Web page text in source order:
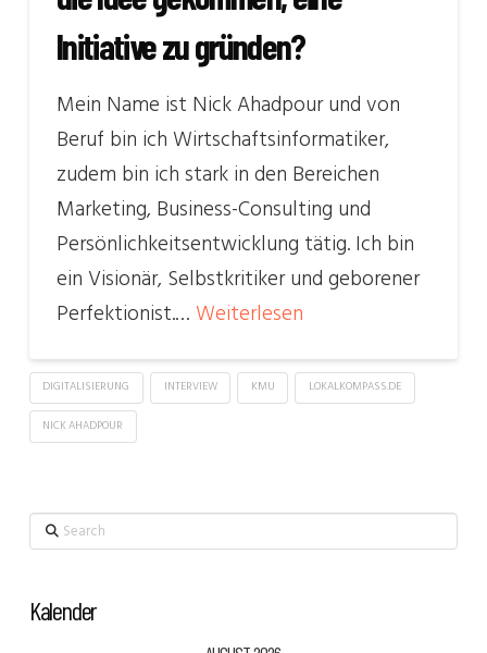
Initiative zu gründen?
Mein Name ist Nick Ahadpour und von
Beruf bin ich Wirtschaftsinformatiker,
zudem bin ich stark in den Bereichen
Marketing, Business-Consulting und
Persönlichkeitsentwicklung tätig. Ich bin
ein Visionär, Selbstkritiker und geborener
Perfektionist.… Weiterlesen
DIGITALISIERUNG INTERVIEW KMU LOKALKOMPASS.DE
NICK AHADPOUR
Search
Kalender